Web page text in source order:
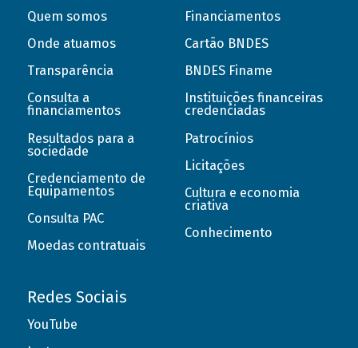
Quem somos
Onde atuamos
Transparência
Consulta a
financiamentos
Resultados para a
sociedade
Credenciamento de
Equipamentos
Consulta PAC
Moedas contratuais
Financiamentos
Cartão BNDES
BNDES Finame
Instituições financeiras
credenciadas
Patrocínios
Licitações
Cultura e economia
criativa
Conhecimento
Redes Sociais
YouTube